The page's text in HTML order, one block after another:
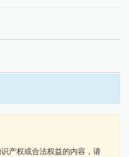
产权或合法权益的内容，请